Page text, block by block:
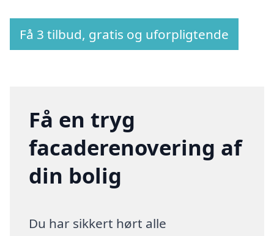
Få 3 tilbud, gratis og uforpligtende
Få en tryg
facaderenovering af
din bolig
Du har sikkert hørt alle